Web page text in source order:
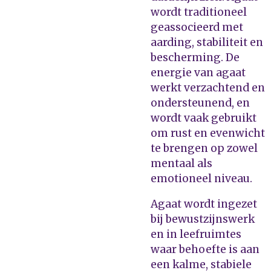
wordt traditioneel
geassocieerd met
aarding, stabiliteit en
bescherming. De
energie van agaat
werkt verzachtend en
ondersteunend, en
wordt vaak gebruikt
om rust en evenwicht
te brengen op zowel
mentaal als
emotioneel niveau.
Agaat wordt ingezet
bij bewustzijnswerk
en in leefruimtes
waar behoefte is aan
een kalme, stabiele